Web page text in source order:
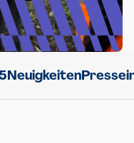
Neuigkeiten